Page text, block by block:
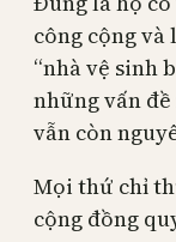
công cộng và
“nhà vệ sinh
những vấn
vẫn còn
Mọi thứ chỉ
cộng đồng